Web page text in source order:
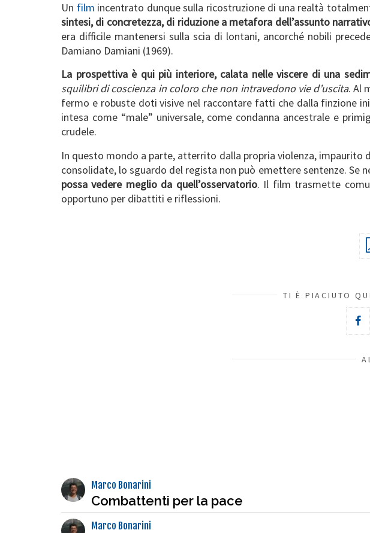
Un film incentrato dunque sulla ricostruzione di una realtà
sintesi, di concretezza, di riduzione a metafora dell’assunto
era difficile mantenersi sulla scia di lontani, ancorché nobili
Damiano Damiani (1969).
La prospettiva è qui più interiore, calata nelle viscere di una
squilibri di coscienza in coloro che non intravedono vie d’uscita. Al
fermo e robuste doti visive nel raccontare fatti che dalla finzione
intesa come “male” universale, come condanna ancestrale e
crudele.
In questo mondo a parte, atterrito dalla propria violenza,
consolidate, lo sguardo del regista non può emettere sentenze. Se
possa vedere meglio da quell’osservatorio. Il film trasmette
opportuno per dibattiti e riflessioni.
TI È PIACIUTO
Marco Bonarini
Combattenti per la pace
Marco Bonarini